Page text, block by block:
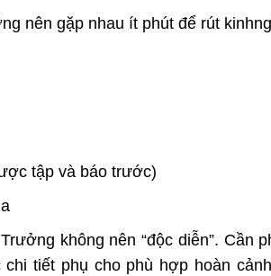
nên gặp nhau ít phút để rút
tập và báo trước)
không nên “độc diễn”. Cần
tiết phụ cho phù hợp hoàn